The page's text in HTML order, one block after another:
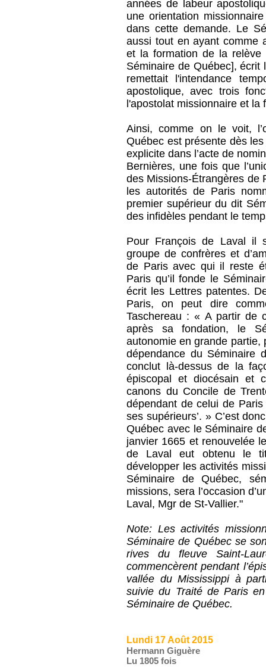
années de labeur
une orientation
dans cette demande. Le
aussi tout en ayant comme
et la formation de la relève
Séminaire de Québec], écrit
remettait l'intendance
apostolique, avec trois
l'apostolat missionnaire et
Ainsi, comme on le voit,
Québec est présente dès
explicite dans l’acte de
Bernières, une fois que
des Missions-Étrangères de
les autorités de Paris
premier supérieur du dit
des infidèles pendant le
Pour François de Laval il
groupe de confrères et
de Paris avec qui il reste
Paris qu’il fonde le
écrit les Lettres patentes.
Paris, on peut dire
Taschereau : « A partir de
après sa fondation, le
autonomie en grande partie,
dépendance du Séminaire
conclut là-dessus de la
épiscopal et diocésain et
canons du Concile de
dépendant de celui de
ses supérieurs’. » C’est
Québec avec le Séminaire
janvier 1665 et renouvelée
de Laval eut obtenu le
développer les activités
Séminaire de Québec,
missions, sera l’occasion
Laval, Mgr de St-Vallier."
Note: Les activités
Séminaire de Québec se
rives du fleuve Saint-
commencèrent pendant
vallée du Mississippi à
suivie du Traité de Paris
Séminaire de Québec.
Lundi 17 Août 2015
Hermann Giguère
Lu 1805 fois